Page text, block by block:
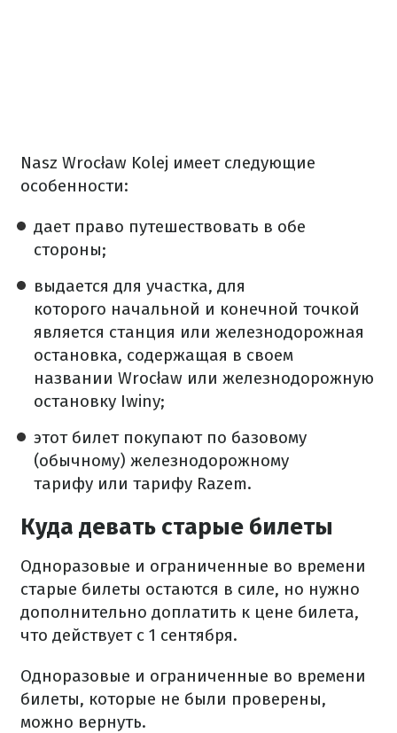
Nasz Wrocław Kolej имеет следующие
особенности:
дает право путешествовать в обе
стороны;
выдается для участка, для
которого начальной и конечной точкой
является станция или железнодорожная
остановка, содержащая в своем
названии Wrocław или железнодорожную
остановку Iwiny;
этот билет покупают по базовому
(обычному) железнодорожному
тарифу или тарифу Razem.
Куда девать старые билеты
Одноразовые и ограниченные во времени
старые билеты остаются в силе, но нужно
дополнительно доплатить к цене билета,
что действует с 1 сентября.
Одноразовые и ограниченные во времени
билеты, которые не были проверены,
можно вернуть.